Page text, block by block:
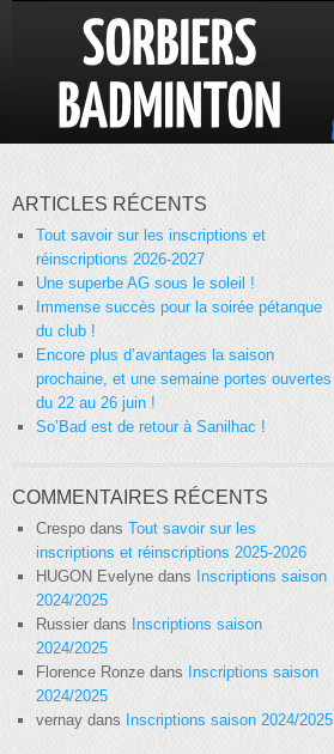
ARTICLES RÉCENTS
Tout savoir sur les inscriptions et
réinscriptions 2026-2027
Une superbe AG sous le soleil !
Immense succès pour la soirée pétanque
du club !
Encore plus d’avantages la saison
prochaine, et une semaine portes ouvertes
du 22 au 26 juin !
So’Bad est de retour à Sanilhac !
COMMENTAIRES RÉCENTS
Crespo dans Tout savoir sur les
inscriptions et réinscriptions 2025-2026
HUGON Evelyne dans Inscriptions saison
2024/2025
Russierdans Inscriptions saison
2024/2025
Florence Ronze dans Inscriptions saison
2024/2025
vernay dans Inscriptions saison 2024/2025